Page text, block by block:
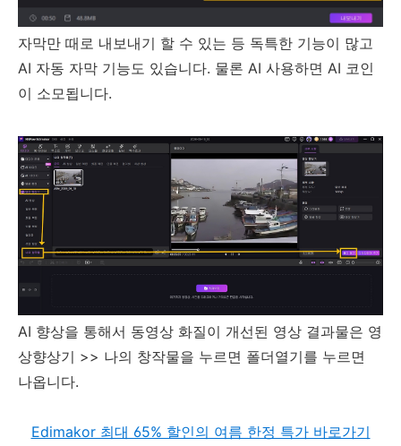
자막만 때로 내보내기 할 수 있는 등 독특한 기능이 많고
AI 자동 자막 기능도 있습니다. 물론 AI 사용하면 AI 코인
이 소모됩니다.
AI 향상을 통해서 동영상 화질이 개선된 영상 결과물은 영
상향상기 >> 나의 창작물을 누르면 폴더열기를 누르면
나옵니다.
Edimakor 최대 65% 할인의 여름 한정 특가 바로가기